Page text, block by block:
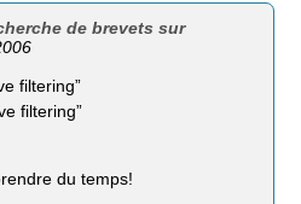
de brevets sur
filtering”
filtering”
du temps!